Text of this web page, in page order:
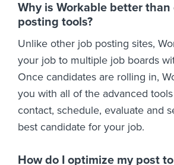
Why is Workable better than
posting tools?
Unlike other job posting sites,
your job to multiple job boards
Once candidates are rolling in,
you with all of the advanced
contact, schedule, evaluate and
best candidate for your job.
How do I optimize my post